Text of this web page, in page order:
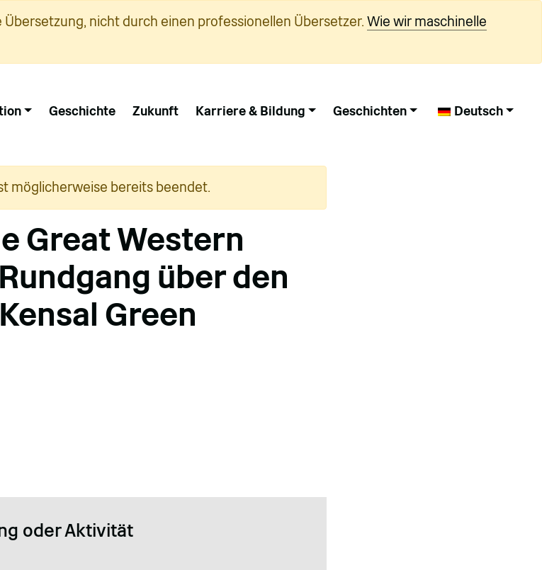
nicht durch einen professionellen Übersetzer. Wie wir maschinelle
Geschichte Zukunft Karriere & Bildung Geschichten Deutsch
möglicherweise bereits beendet.
Great Western
über den
Green
oder Aktivität